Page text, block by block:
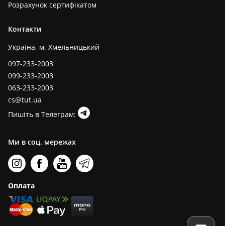
Розрахунок сертифікатом
Контакти
Україна, м. Хмельницький
097-233-2003
099-233-2003
063-233-2003
cs@tut.ua
Пишіть в Телеграм:
Ми в соц. мережах
Оплата